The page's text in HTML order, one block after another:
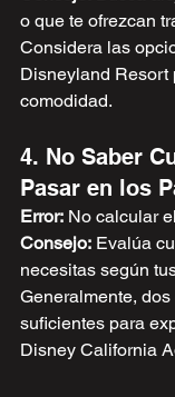
o que te ofrezcan
Considera las
Disneyland Resort
comodidad.
4. No Saber
Pasar en los
Error: No calcular
Consejo: Evalúa
necesitas según
Generalmente,
suficientes para
Disney California